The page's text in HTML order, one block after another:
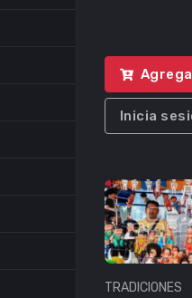
Inicia
TRADICIONES